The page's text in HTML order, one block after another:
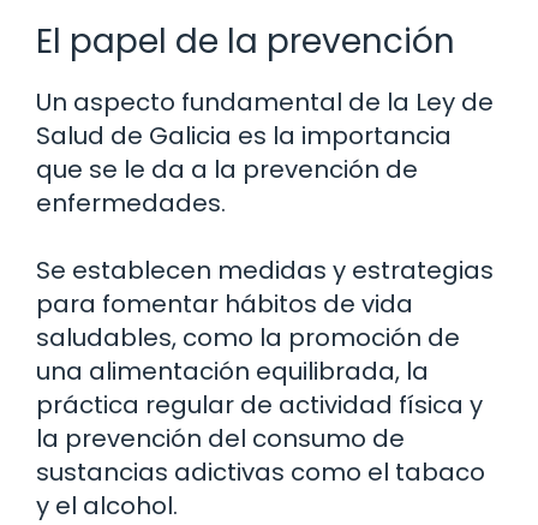
El papel de la prevención
Un aspecto fundamental de la Ley de
Salud de Galicia es la importancia
que se le da a la prevención de
enfermedades.
Se establecen medidas y estrategias
para fomentar hábitos de vida
saludables, como la promoción de
una alimentación equilibrada, la
práctica regular de actividad física y
la prevención del consumo de
sustancias adictivas como el tabaco
y el alcohol.